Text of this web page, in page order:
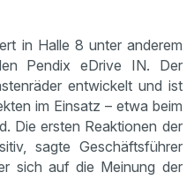
in Halle 8 unter anderem
Pendix eDrive IN. Der
entwickelt und ist
im Einsatz – etwa beim
Die ersten Reaktionen der
sagte Geschäftsführer
sich auf die Meinung der